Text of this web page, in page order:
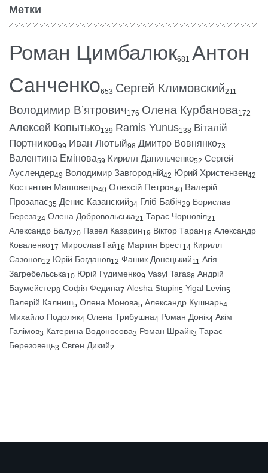
Метки
Роман Цимбалюк681 Антон
Санченко653 Сергей Климовский211
Володимир В’ятрович176 Олена Курбанова172
Алексей Копытько139 Ramis Yunus138 Віталій
Портников99 Иван Лютый98 Дмитро Вовнянко73
Валентина Емінова59 Кирилл Данильченко52 Сергей
Ауслендер49 Володимир Завгородній42 Юрий Христензен42
Костянтин Машовець40 Олексій Петров40 Валерій
Прозапас35 Денис Казанский34 Гліб Бабіч29 Борислав
Береза24 Олена Добровольська21 Тарас Чорновіл21
Александр Балу20 Павел Казарин19 Віктор Таран18 Александр
Коваленко17 Мирослав Гай16 Мартин Брест14 Кирилл
Сазонов12 Юрій Богданов12 Фашик Донецький11 Агія
Загребельська10 Юрій Гудименко9 Vasyl Taras8 Андрій
Баумейстер8 Софія Федина7 Alesha Stupin5 Yigal Levin5
Валерій Калниш5 Олена Монова5 Александр Кушнарь4
Михайло Подоляк4 Олена Трибушна4 Роман Донік4 Акім
Галімов3 Катерина Водоносова3 Роман Шрайк3 Тарас
Березовець3 Євген Дикий2